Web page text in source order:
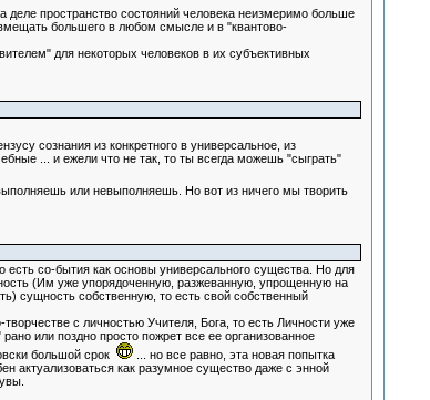
деле пространство состояний человека неизмеримо больше
большего в любом смысле и в "квантово-
для некоторых человеков в их субъективных
сознания из конкретного в универсальное, из
... и ежели что не так, то ты всегда можешь "сыграть"
или невыполняешь. Но вот из ничего мы творить
есть со-бытия как основы универсального существа. Но для
(Им уже упорядоченную, разжеванную, упрощенную на
сущность собственную, то есть свой собственный
с личностью Учителя, Бога, то есть Личности уже
или поздно просто пожрет все ее организованное
большой срок
... но все равно, эта новая попытка
актуализоваться как разумное существо даже с энной